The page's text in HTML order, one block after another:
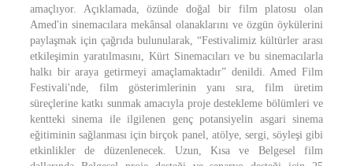
amaçlıyor. Açıklamada, özünde doğal bir film platosu olan
Amed'in sinemacılara mekânsal olanaklarını ve özgün öykülerini
paylaşmak için çağrıda bulunularak, “Festivalimiz kültürler arası
etkileşimin yaratılmasını, Kürt Sinemacıları ve bu sinemacılarla
halkı bir araya getirmeyi amaçlamaktadır” denildi. Amed Film
Festivali'nde, film gösterimlerinin yanı sıra, film üretim
süreçlerine katkı sunmak amacıyla proje destekleme bölümleri ve
kentteki sinema ile ilgilenen genç potansiyelin asgari sinema
eğitiminin sağlanması için birçok panel, atölye, sergi, söyleşi gibi
etkinlikler de düzenlenecek. Uzun, Kısa ve Belgesel film